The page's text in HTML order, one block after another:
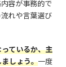
容が事務的で
れや言葉選び
ているか、主
しょう。一度